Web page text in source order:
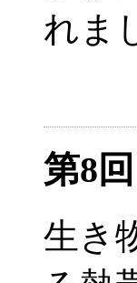
れま
第8
生き